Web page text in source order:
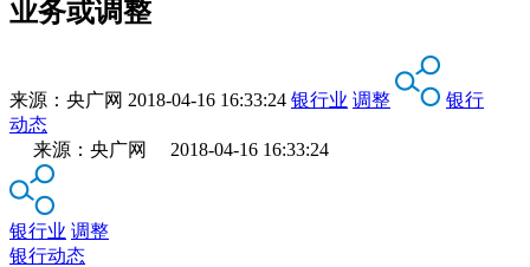
业务或调整
来源： 央广网 2018-04-16 16:33:24 银行业 调整
银行
动态
来源：央广网 2018-04-16 16:33:24
银行业 调整
银行动态